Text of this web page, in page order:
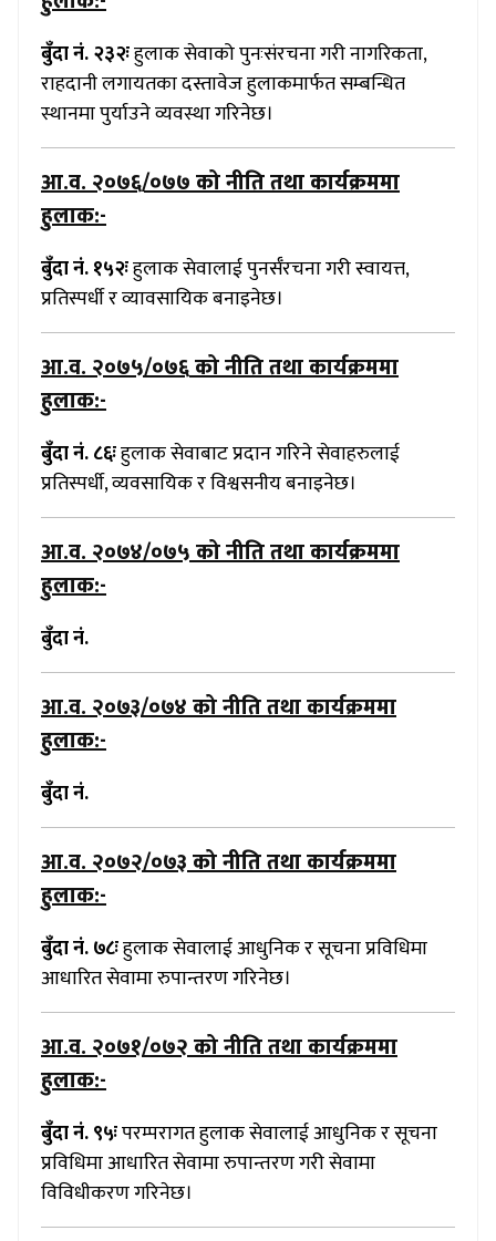
बुँदा नं. २३२ःहुलाक सेवाको पुनःसंरचना गरी नागरिकता,
राहदानी लगायतका दस्तावेज हुलाकमार्फत सम्बन्धित
स्थानमा पुर्याउने व्यवस्था गरिनेछ।
आ.व. २०७६/०७७को नीति तथा कार्यक्रममा
हुलाक:-
बुँदा नं. १५२ःहुलाक सेवालाई पुनर्सँरचना गरी स्वायत्त,
प्रतिस्पर्धी र व्यावसायिक बनाइनेछ।
आ.व. २०७५/०७६को नीति तथा कार्यक्रममा
हुलाक:-
बुँदा नं. ८६ःहुलाक सेवाबाट प्रदान गरिने सेवाहरुलाई
प्रतिस्पर्धी, व्यवसायिक र विश्वसनीय बनाइनेछ।
आ.व. २०७४/०७५को नीति तथा कार्यक्रममा
हुलाक:-
बुँदा नं.
आ.व. २०७३/०७४को नीति तथा कार्यक्रममा
हुलाक:-
बुँदा नं.
आ.व. २०७२/०७३को नीति तथा कार्यक्रममा
हुलाक:-
बुँदा नं. ७८ःहुलाक सेवालाई आधुनिक र सूचना प्रविधिमा
आधारित सेवामा रुपान्तरण गरिनेछ।
आ.व. २०७१/०७२को नीति तथा कार्यक्रममा
हुलाक:-
बुँदा नं. ९५ःपरम्परागत हुलाक सेवालाई आधुनिक र सूचना
प्रविधिमा आधारित सेवामा रुपान्तरण गरी सेवामा
विविधीकरण गरिनेछ।